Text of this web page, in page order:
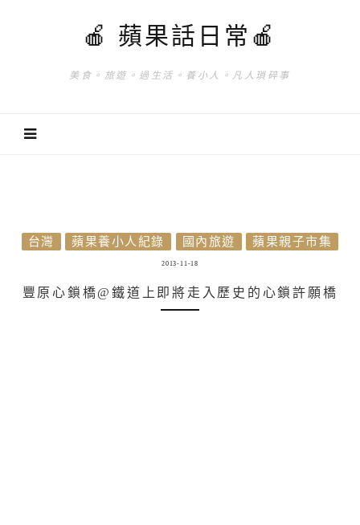
🍎 蘋果話日常🍎
美食。旅遊。過生活。養小人。凡人瑣碎事
台灣 蘋果養小人紀錄 國內旅遊 蘋果親子市集
2013-11-18
豐原心鎖橋@鐵道上即將走入歷史的心鎖許願橋